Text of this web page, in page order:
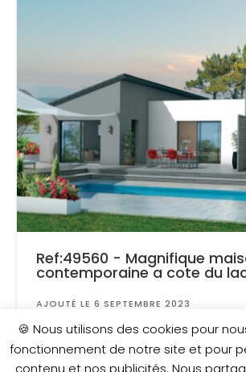
Ref:49560 - Magnifique
contemporaine a cote du
AJOUTÉ LE 6 SEPTEMBRE 2023
Surface: 2 000 m²
🍪 Nous utilisons des cookies pour
fonctionnement de notre site et pour
contenu et nos publicités. Nous